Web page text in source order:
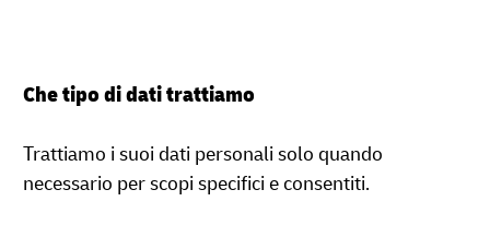
Che tipo di dati trattiamo
Trattiamo i suoi dati personali solo quando
necessario per scopi specifici e consentiti.